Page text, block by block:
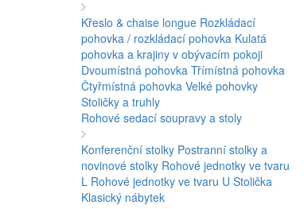
Křeslo & chaise longue Rozkládací
pohovka / rozkládací pohovka Kulatá
pohovka a krajiny v obývacím pokoji
Dvoumístná pohovka Třímístná pohovka
Čtyřmístná pohovka Velké pohovky
Stoličky a truhly
Rohové sedací soupravy a stoly
Konferenční stolky Postranní stolky a
novinové stolky Rohové jednotky ve tvaru
L Rohové jednotky ve tvaru U Stolička
Klasický nábytek